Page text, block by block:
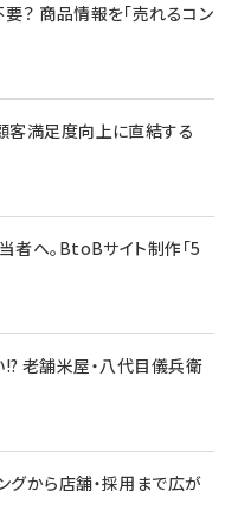
？ 商品情報を「売れるコン
客満足度向上に直結する
へ。BtoBサイト制作「5
老舗米屋・八代目儀兵衛
グから店舗・採用まで広が